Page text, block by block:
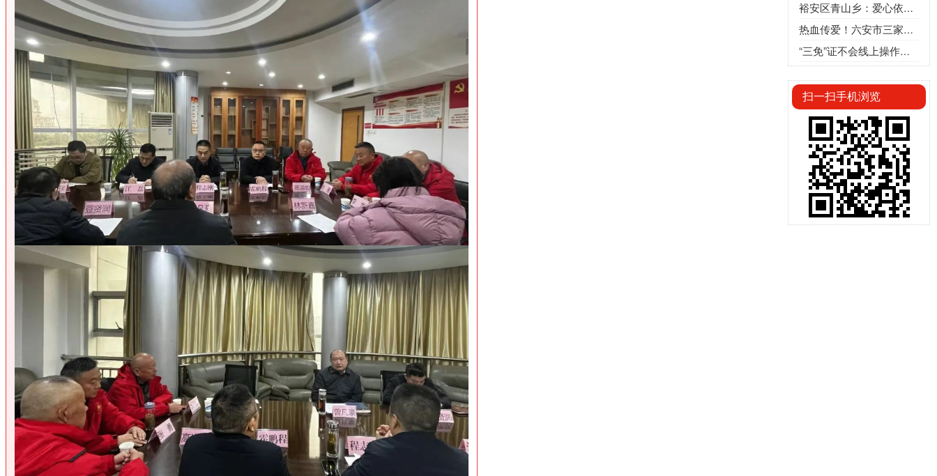
裕安区青山乡：爱心依旧 热血长流
热血传爱！六安市三家单位干部职工为爱行动
“三免”证不会线上操作？来六安各献血点帮您忙
扫一扫手机浏览